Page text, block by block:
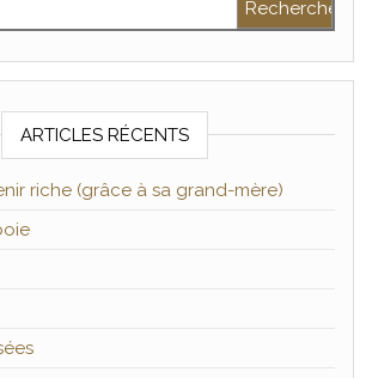
ARTICLES RÉCENTS
riche (grâce à sa grand-mère)